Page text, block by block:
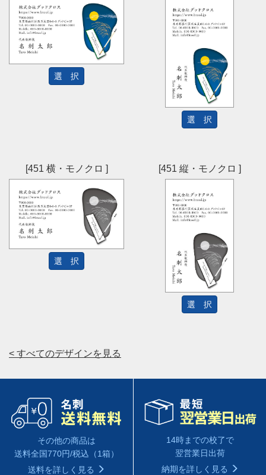
選 択
選 択
[451 横・モノクロ ]
選 択
[451 縦・モノクロ ]
選 択
< すべてのデザインを見る
その他の商品は
送料全国770円/税込（1箱）
送料を詳しく見る
14時までの校了で
翌営業日出荷
納期を詳しく見る